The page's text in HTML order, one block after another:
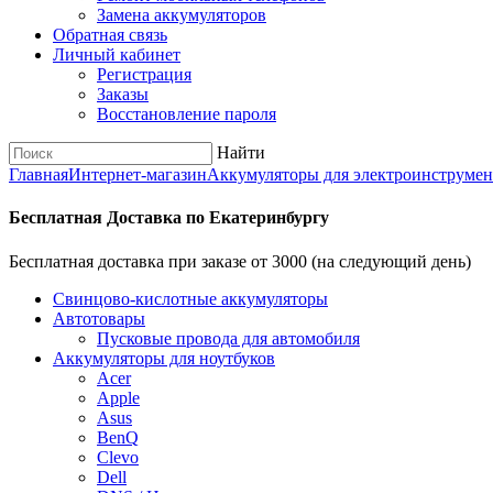
Замена аккумуляторов
Обратная связь
Личный кабинет
Регистрация
Заказы
Восстановление пароля
Найти
ГлавнаяИнтернет-магазинАккумуляторы для
Бесплатная Доставка по Екатеринбургу
Бесплатная доставка при заказе от 3000 (на следующий день)
Cвинцово-кислотные аккумуляторы
Автотовары
Пусковые провода для автомобиля
Аккумуляторы для ноутбуков
Acer
Apple
Asus
BenQ
Clevo
Dell